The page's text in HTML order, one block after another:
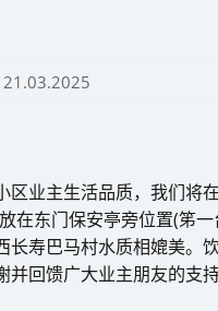
21.03.2025
区业主生活品质，我们将
在东门保安亭旁位置(笫
长寿巴马村水质相媲美。
并回馈广大业主朋友的支